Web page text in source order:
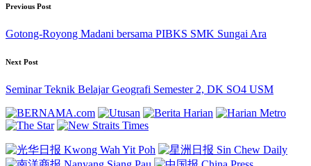
Post
navigation
Previous Post
Gotong-Royong Madani bersama PIBKS SMK Sungai Ara
Next Post
Seminar Teknik Belajar Geografi Semester 2, DK SO4 USM